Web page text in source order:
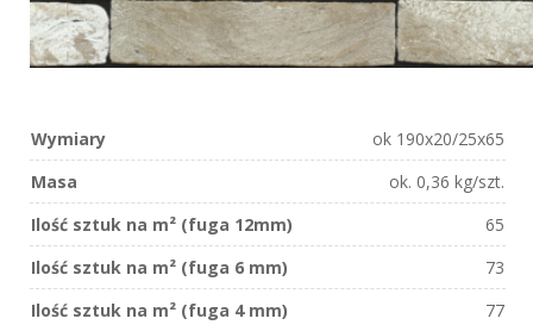
Wymiary
ok 190x20/25x65
Masa
ok. 0,36 kg/szt.
Ilość sztuk na m² (fuga 12mm)
65
Ilość sztuk na m² (fuga 6 mm)
73
Ilość sztuk na m² (fuga 4 mm)
77